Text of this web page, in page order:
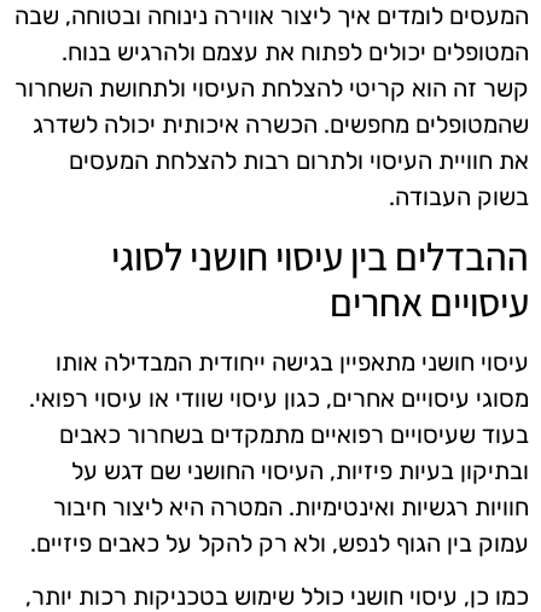
המעסים לומדים איך ליצור אווירה נינוחה ובטוחה, שבה
המטופלים יכולים לפתוח את עצמם ולהרגיש בנוח.
קשר זה הוא קריטי להצלחת העיסוי ולתחושת השחרור
שהמטופלים מחפשים. הכשרה איכותית יכולה לשדרג
את חוויית העיסוי ולתרום רבות להצלחת המעסים
בשוק העבודה.
ההבדלים בין עיסוי חושני לסוגי
עיסויים אחרים
עיסוי חושני מתאפיין בגישה ייחודית המבדילה אותו
מסוגי עיסויים אחרים, כגון עיסוי שוודי או עיסוי רפואי.
בעוד שעיסויים רפואיים מתמקדים בשחרור כאבים
ובתיקון בעיות פיזיות, העיסוי החושני שם דגש על
חוויות רגשיות ואינטימיות. המטרה היא ליצור חיבור
עמוק בין הגוף לנפש, ולא רק להקל על כאבים פיזיים.
כמו כן, עיסוי חושני כולל שימוש בטכניקות רכות יותר,